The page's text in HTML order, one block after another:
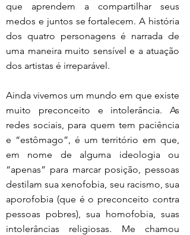
que aprendem a compartilhar seus
medos e juntos se fortalecem. A história
dos quatro personagens é narrada de
uma maneira muito sensível e a atuação
dos artistas é irreparável.
Ainda vivemos um mundo em que existe
muito preconceito e intolerância. As
redes sociais, para quem tem paciência
e “estômago”, é um território em que,
em nome de alguma ideologia ou
“apenas” para marcar posição, pessoas
destilam sua xenofobia, seu racismo, sua
aporofobia (que é o preconceito contra
pessoas pobres), sua homofobia, suas
intolerâncias religiosas. Me chamou